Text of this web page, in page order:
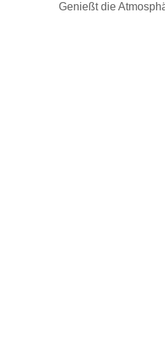
Genießt die